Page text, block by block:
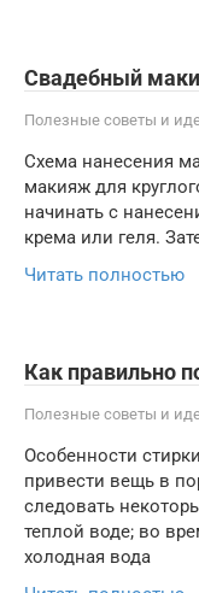
Свадебный
Полезные советы и
Схема нанесения
макияж для
начинать с
крема или геля.
Читать полностью
Как правильно
Полезные советы и
Особенности
привести вещь в
следовать
теплой воде; во
холодная вода